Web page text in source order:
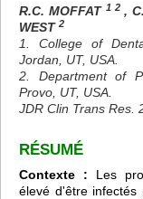
R.C. MOFFAT 1 2,
WEST 2
1. College of
Jordan, UT, USA.
2. Department of
Provo, UT, USA.
JDR Clin Trans Res.
RÉSUMÉ
Contexte : Les
élevé d'être